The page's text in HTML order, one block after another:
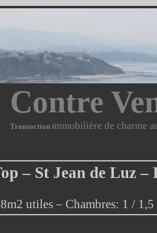
Contre
Transaction immobilière de charme
– St Jean de Luz –
utiles – Chambres: 1 /